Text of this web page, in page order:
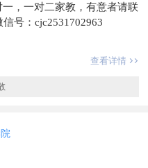
，一对二家教，有意者请联
号：cjc2531702963
查看详情